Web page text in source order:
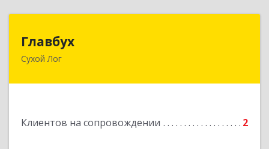
Главбух
Сухой Лог
Клиентов на сопровождении 2